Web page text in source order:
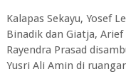
Kalapas Sekayu, Yosef
Binadik dan Giatja,
Rayendra Prasad
Yusri Ali Amin di